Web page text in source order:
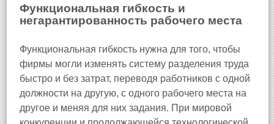
Функциональная гибкость и
негарантированность рабочего места
Функциональная гибкость нужна для того, чтобы
фирмы могли изменять систему разделения труда
быстро и без затрат, переводя работников с одной
должности на другую, с одного рабочего места на
другое и меняя для них задания. При мировой